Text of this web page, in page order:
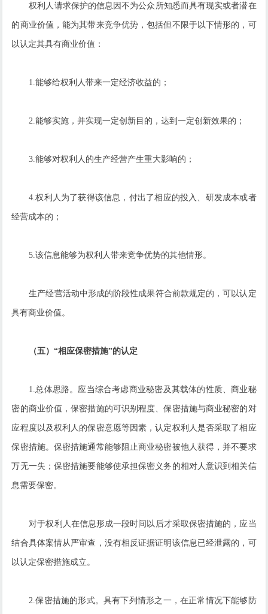
权利人请求保护的信息因不为公众所知悉而具有现实或者潜在
的商业价值，能为其带来竞争优势，包括但不限于以下情形的，可
以认定其具有商业价值：
1.能够给权利人带来一定经济收益的；
2.能够实施，并实现一定创新目的，达到一定创新效果的；
3.能够对权利人的生产经营产生重大影响的；
4.权利人为了获得该信息，付出了相应的投入、研发成本或者
经营成本的；
5.该信息能够为权利人带来竞争优势的其他情形。
生产经营活动中形成的阶段性成果符合前款规定的，可以认定
具有商业价值。
（五）“相应保密措施”的认定
1.总体思路。应当综合考虑商业秘密及其载体的性质、商业秘
密的商业价值，保密措施的可识别程度、保密措施与商业秘密的对
应程度以及权利人的保密意愿等因素，认定权利人是否采取了相应
保密措施。保密措施通常能够阻止商业秘密被他人获得，并不要求
万无一失；保密措施要能够使承担保密义务的相对人意识到相关信
息需要保密。
对于权利人在信息形成一段时间以后才采取保密措施的，应当
结合具体案情从严审查，没有相反证据证明该信息已经泄露的，可
以认定保密措施成立。
2.保密措施的形式。具有下列情形之一，在正常情况下能够防